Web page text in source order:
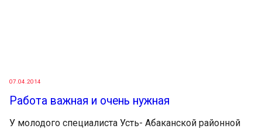
07.04.2014
Работа важная и очень нужная
У молодого специалиста Усть- Абаканской районной